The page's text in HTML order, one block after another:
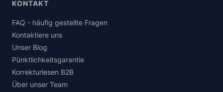
KONTAKT
FAQ - häufig gestellte Fragen
Kontaktiere uns
Unser Blog
Pünktlichkeitsgarantie
Korrekturlesen B2B
Über unser Team